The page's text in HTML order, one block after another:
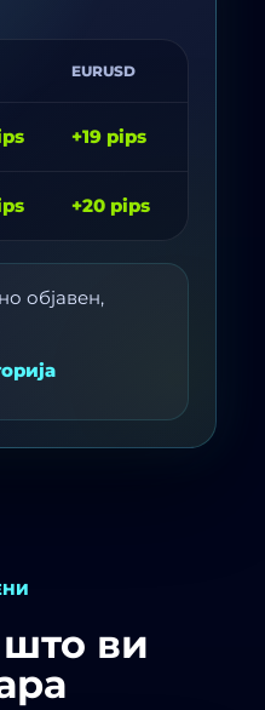
EURUSD
+19 pips
+20 pips
објавен,
ви